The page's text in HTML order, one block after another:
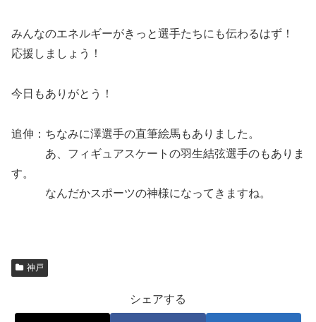
みんなのエネルギーがきっと選手たちにも伝わるはず！
応援しましょう！
今日もありがとう！
追伸：ちなみに澤選手の直筆絵馬もありました。
あ、フィギュアスケートの羽生結弦選手のもありま
す。
なんだかスポーツの神様になってきますね。
神戸
シェアする